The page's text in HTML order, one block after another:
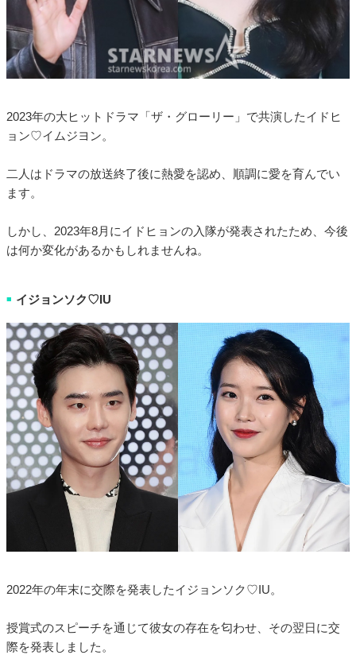
2023年の大ヒットドラマ「ザ・グローリー」で共演したイドヒ
ョン♡イムジヨン。
二人はドラマの放送終了後に熱愛を認め、順調に愛を育んでい
ます。
しかし、2023年8月にイドヒョンの入隊が発表されたため、今後
は何か変化があるかもしれませんね。
■ イジョンソク♡IU
2022年の年末に交際を発表したイジョンソク♡IU。
授賞式のスピーチを通じて彼女の存在を匂わせ、その翌日に交
際を発表しました。